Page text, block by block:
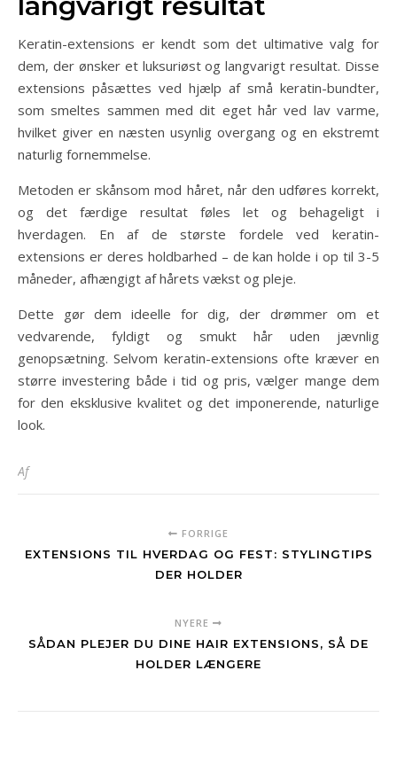
Keratin-extensions er kendt som det ultimative valg for
dem, der ønsker et luksuriøst og langvarigt resultat. Disse
extensions påsættes ved hjælp af små keratin-bundter,
som smeltes sammen med dit eget hår ved lav varme,
hvilket giver en næsten usynlig overgang og en ekstremt
naturlig fornemmelse.
Metoden er skånsom mod håret, når den udføres korrekt,
og det færdige resultat føles let og behageligt i
hverdagen. En af de største fordele ved keratin-
extensions er deres holdbarhed – de kan holde i op til 3-5
måneder, afhængigt af hårets vækst og pleje.
Dette gør dem ideelle for dig, der drømmer om et
vedvarende, fyldigt og smukt hår uden jævnlig
genopsætning. Selvom keratin-extensions ofte kræver en
større investering både i tid og pris, vælger mange dem
for den eksklusive kvalitet og det imponerende, naturlige
look.
Af
FORRIGE
EXTENSIONS TIL HVERDAG OG FEST: STYLINGTIPS
DER HOLDER
NYERE
SÅDAN PLEJER DU DINE HAIR EXTENSIONS, SÅ DE
HOLDER LÆNGERE